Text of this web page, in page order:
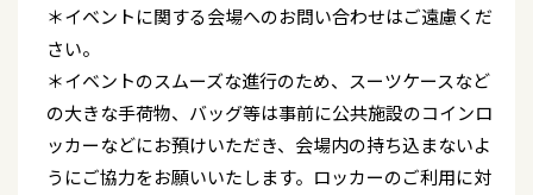
＊イベントに関する会場へのお問い合わせはご遠慮くだ
さい。
＊イベントのスムーズな進行のため、スーツケースなど
の大きな手荷物、バッグ等は事前に公共施設のコインロ
ッカーなどにお預けいただき、会場内の持ち込まないよ
うにご協力をお願いいたします。ロッカーのご利用に対